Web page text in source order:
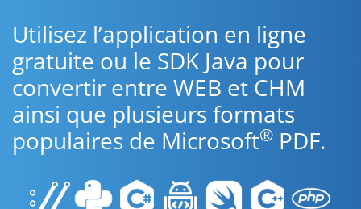
Utilisez l’application en ligne
gratuite ou le SDK Java pour
convertir entre WEB et CHM
ainsi que plusieurs formats
populaires de Microsoft® PDF.